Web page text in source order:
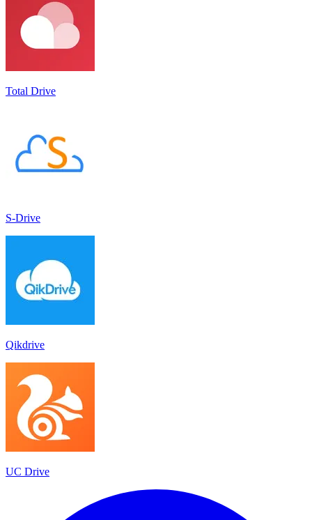
Total Drive
S-Drive
Qikdrive
UC Drive